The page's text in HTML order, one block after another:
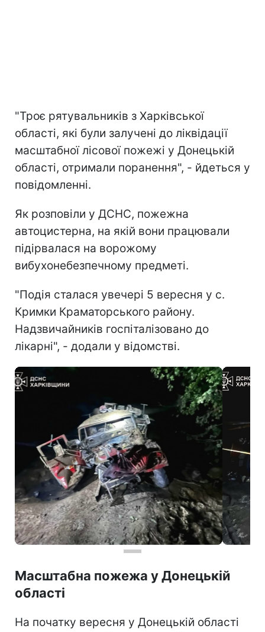
"Троє рятувальників з Харківської
області, які були залучені до ліквідації
масштабної лісової пожежі у Донецькій
області, отримали поранення", - йдеться у
повідомленні.
Як розповіли у ДСНС, пожежна
автоцистерна, на якій вони працювали
підірвалася на ворожому
вибухонебезпечному предметі.
"Подія сталася увечері 5 вересня у с.
Кримки Краматорського району.
Надзвичайників госпіталізовано до
лікарні", - додали у відомстві.
Масштабна пожежа у Донецькій
області
На початку вересня у Донецькій області